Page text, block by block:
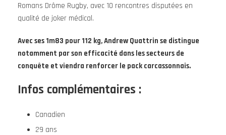
Romans Drôme Rugby, avec 10 rencontres disputées en
qualité de joker médical.
Avec ses 1m83 pour 112 kg, Andrew Quattrin se distingue
notamment par son efficacité dans les secteurs de
conquête et viendra renforcer le pack carcassonnais.
Infos complémentaires :
Canadien
29 ans